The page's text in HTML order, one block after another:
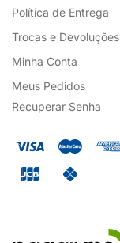
Política de Entrega
Trocas e Devoluções
Minha Conta
Meus Pedidos
Recuperar Senha